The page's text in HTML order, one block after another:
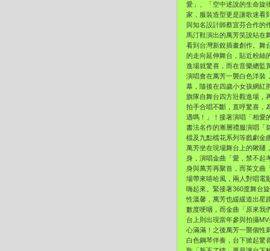
愛」、「空中述說的生命旋
家，服裝造型更是讓歌迷看
與知名設計師蔡宜芬合作的
馬汀鞋演出的萬芳笑說站在
看到台灣新銳插畫創作。舞
的走向延伸舞台，貼近粉絲
進場就驚喜，而在音樂總監
演唱會在萬芳一襲白色洋裝
幕，隨後在四歲小女孩網紅
旗隊自舞台四方壯觀進場，
拍手合唱不斷，直呼驚喜，
遇嗎！」！接著演唱「相愛
書法名作的漸層禮服演唱「
檔及九點檔花系列等戲劇金
萬芳坐在現場舞台上的鞦韆
身，演唱金曲「愛，禁不起
身與萬芳再聚首，而英文曲
場帶來嘻哈風，兩人對唱電
嗨起來。緊接著360度舞台
性溫馨，萬芳也緩緩道出星
數度哽咽，而金曲「原來我
台上則出現當年參與拍攝
心滿滿！之後萬芳一襲個性
白色鋼琴伴奏，台下掀起驚